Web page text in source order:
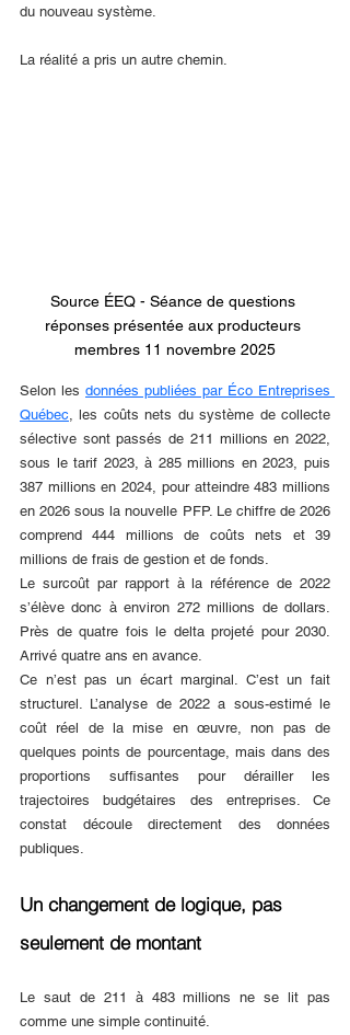
du nouveau système.
La réalité a pris un autre chemin.
Source ÉEQ - Séance de questions
réponses présentée aux producteurs
membres 11 novembre 2025
Selon les données publiées par Éco Entreprises
Québec, les coûts nets du système de collecte
sélective sont passés de 211 millions en 2022,
sous le tarif 2023, à 285 millions en 2023, puis
387 millions en 2024, pour atteindre 483 millions
en 2026 sous la nouvelle PFP. Le chiffre de 2026
comprend 444 millions de coûts nets et 39
millions de frais de gestion et de fonds.
Le surcoût par rapport à la référence de 2022
s’élève donc à environ 272 millions de dollars.
Près de quatre fois le delta projeté pour 2030.
Arrivé quatre ans en avance.
Ce n’est pas un écart marginal. C’est un fait
structurel. L’analyse de 2022 a sous-estimé le
coût réel de la mise en œuvre, non pas de
quelques points de pourcentage, mais dans des
proportions suffisantes pour dérailler les
trajectoires budgétaires des entreprises. Ce
constat découle directement des données
publiques.
Un changement de logique, pas
seulement de montant
Le saut de 211 à 483 millions ne se lit pas
comme une simple continuité.